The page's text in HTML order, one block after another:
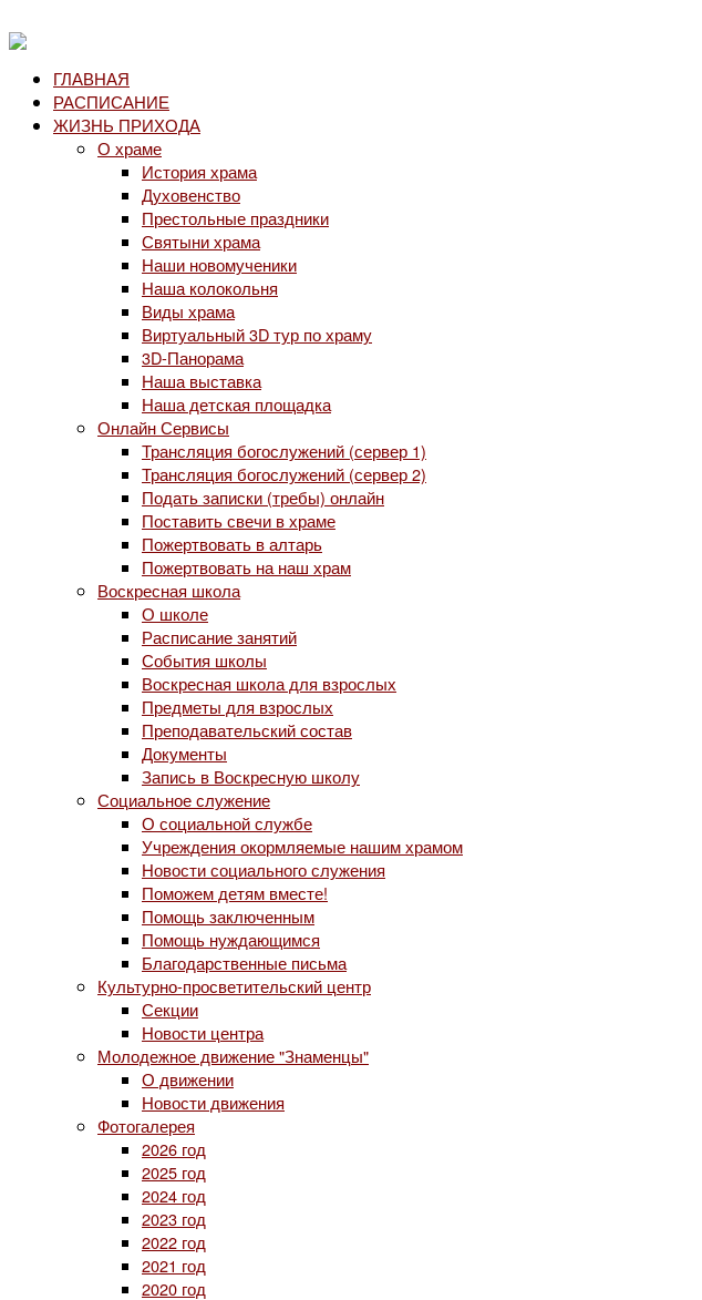
ГЛАВНАЯ
РАСПИСАНИЕ
ЖИЗНЬ ПРИХОДА
О храме
История храма
Духовенство
Престольные праздники
Святыни храма
Наши новомученики
Наша колокольня
Виды храма
Виртуальный 3D тур по храму
3D-Панорама
Наша выставка
Наша детская площадка
Онлайн Сервисы
Трансляция богослужений (сервер 1)
Трансляция богослужений (сервер 2)
Подать записки (требы) онлайн
Поставить свечи в храме
Пожертвовать в алтарь
Пожертвовать на наш храм
Воскресная школа
О школе
Расписание занятий
События школы
Воскресная школа для взрослых
Предметы для взрослых
Преподавательский состав
Документы
Запись в Воскресную школу
Социальное служение
О социальной службе
Учреждения окормляемые нашим храмом
Новости социального служения
Поможем детям вместе!
Помощь заключенным
Помощь нуждающимся
Благодарственные письма
Культурно-просветительский центр
Секции
Новости центра
Молодежное движение "Знаменцы"
О движении
Новости движения
Фотогалерея
2026 год
2025 год
2024 год
2023 год
2022 год
2021 год
2020 год